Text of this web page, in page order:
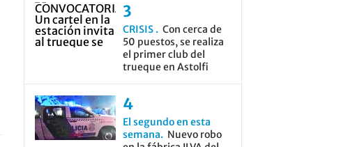
CRISIS
Con cerca de
50 puestos, se realiza
el primer club del
trueque en Astolfi
El segundo en esta
semana
Nuevo robo